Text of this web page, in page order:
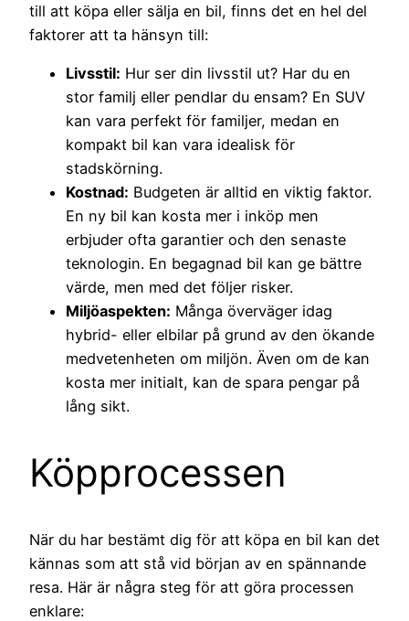
till att köpa eller sälja en bil, finns det en hel del
faktorer att ta hänsyn till:
Livsstil: Hur ser din livsstil ut? Har du en
stor familj eller pendlar du ensam? En SUV
kan vara perfekt för familjer, medan en
kompakt bil kan vara idealisk för
stadskörning.
Kostnad: Budgeten är alltid en viktig faktor.
En ny bil kan kosta mer i inköp men
erbjuder ofta garantier och den senaste
teknologin. En begagnad bil kan ge bättre
värde, men med det följer risker.
Miljöaspekten: Många överväger idag
hybrid- eller elbilar på grund av den ökande
medvetenheten om miljön. Även om de kan
kosta mer initialt, kan de spara pengar på
lång sikt.
Köpprocessen
När du har bestämt dig för att köpa en bil kan det
kännas som att stå vid början av en spännande
resa. Här är några steg för att göra processen
enklare: